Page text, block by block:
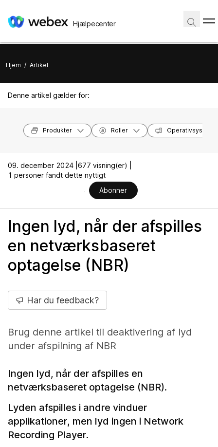
Hjælpecenter
Hjem / Artikel
Denne artikel gælder for:
Produkter Roller
09. december 2024 | 677 visning(er) |
1 personer fandt dette nyttigt
Abonner
Ingen lyd, når der afspilles
en netværksbaseret
optagelse (NBR)
Har du feedback?
Brug denne artikel til deaktivering af lyd
under afspilning af NBR
Ingen lyd, når der afspilles en
netværksbaseret optagelse (NBR).
Lyden afspilles i andre vinduer
applikationer, men lyd ingen i Network
Recording Player.